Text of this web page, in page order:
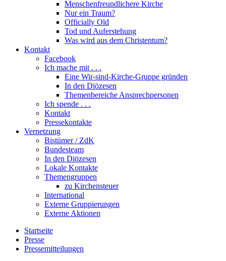
Menschenfreundlichere Kirche
Nur ein Traum?
Officially Old
Tod und Auferstehung
Was wird aus dem Christentum?
Kontakt
Facebook
Ich mache mit . . .
Eine Wir-sind-Kirche-Gruppe gründen
In den Diözesen
Themenbereiche Ansprechpersonen
Ich spende . . .
Kontakt
Pressekontakte
Vernetzung
Bistümer / ZdK
Bundesteam
In den Diözesen
Lokale Kontakte
Themengruppen
zu Kirchensteuer
International
Externe Gruppierungen
Externe Aktionen
Startseite
Presse
Pressemitteilungen